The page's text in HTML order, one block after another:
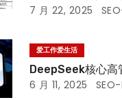
7 月 22, 2025
爱工作爱生活
DeepSeek核心高
6 月 11, 2025